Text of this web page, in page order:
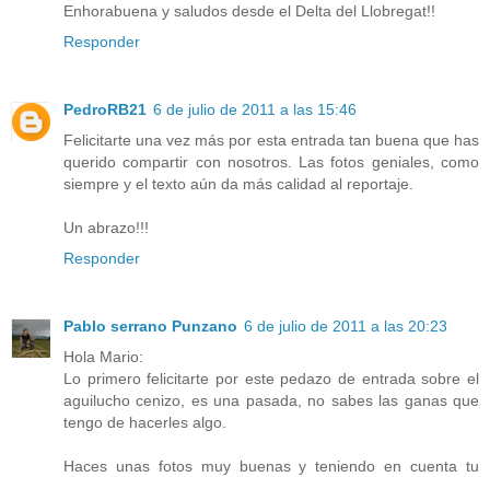
Enhorabuena y saludos desde el Delta del Llobregat!!
Responder
PedroRB21 6 de julio de 2011 a las 15:46
Felicitarte una vez más por esta entrada tan buena que has
querido compartir con nosotros. Las fotos geniales, como
siempre y el texto aún da más calidad al reportaje.
Un abrazo!!!
Responder
Pablo serrano Punzano 6 de julio de 2011 a las 20:23
Hola Mario:
Lo primero felicitarte por este pedazo de entrada sobre el
aguilucho cenizo, es una pasada, no sabes las ganas que
tengo de hacerles algo.
Haces unas fotos muy buenas y teniendo en cuenta tu